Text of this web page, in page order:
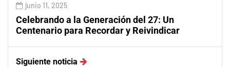
junio 11, 2025
Celebrando a la Generación del 27: Un
Centenario para Recordar y Reivindicar
Siguiente noticia